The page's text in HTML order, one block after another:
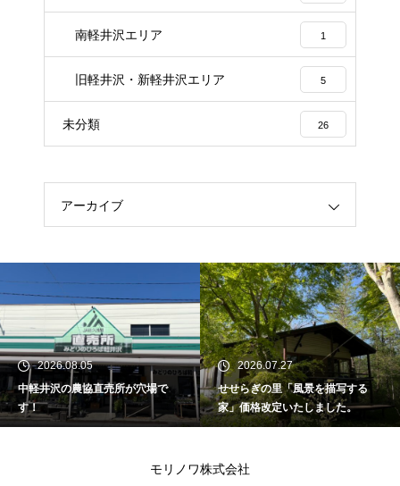
南軽井沢エリア 1
旧軽井沢・新軽井沢エリア 5
未分類 26
アーカイブ
2026.08.05
中軽井沢の農協直売所が穴場で
す！
2026.07.27
せせらぎの里「風景を描写する
家」価格改定いたしました。
モリノワ株式会社